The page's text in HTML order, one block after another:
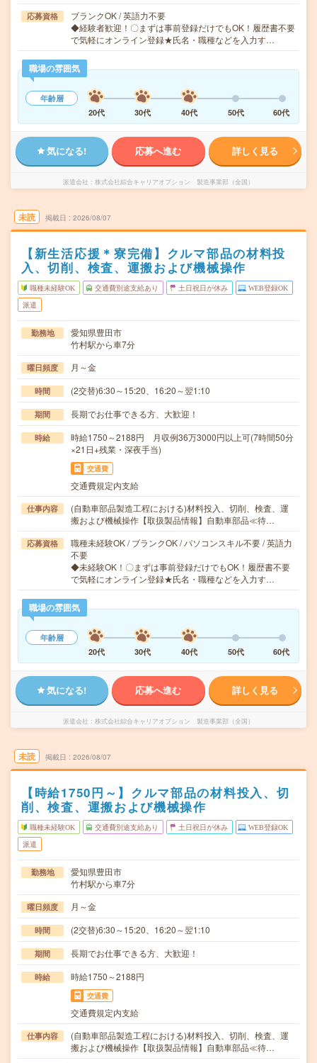
応募資格
ブランクOK / 英語力不要
◆経験者歓迎！〇まずは事前登録だけでもOK！履歴書不要
で気軽にオンライン登録★氏名・職種などを入力す…
職場の雰囲気
年齢層
20代
30代 40代 50代 60代
気になる! 応募へ進む 詳しく見る
派遣会社 株式会社綜合キャリアオプション 製造事業部（全国）
未読 掲載日 2026/08/07
【新生活応援＊寮完備】クルマ部品の材料投
入、切削、検査、運搬および機械操作
職種未経験OK 交通費別途支給あり 土日祝日が休み WEB登録OK
派遣
勤務地
愛知県豊田市
竹村駅から車7分
曜日頻度 月～金
時間 (2交替)6:30～15:20、16:20～翌1:10
期間 長期でお仕事できる方、大歓迎！
時給
時給1750～2188円 月収例36万3000円以上可(7時間50分
×21日+残業・深夜手当)
交通費
交通費規定内支給
仕事内容
(自動車部品製造工程における)材料投入、切削、検査、運
搬および機械操作【取扱製品情報】自動車部品≪待…
応募資格
職種未経験OK / ブランクOK / パソコンスキル不要 / 英語力
不要
◆未経験OK！〇まずは事前登録だけでもOK！履歴書不要
で気軽にオンライン登録★氏名・職種などを入力す…
職場の雰囲気
年齢層
20代
30代 40代 50代 60代
気になる! 応募へ進む 詳しく見る
派遣会社 株式会社綜合キャリアオプション 製造事業部（全国）
未読 掲載日 2026/08/07
【時給1750円～】クルマ部品の材料投入、切
削、検査、運搬および機械操作
職種未経験OK 交通費別途支給あり 土日祝日が休み WEB登録OK
派遣
勤務地
愛知県豊田市
竹村駅から車7分
曜日頻度 月～金
時間 (2交替)6:30～15:20、16:20～翌1:10
期間 長期でお仕事できる方、大歓迎！
時給 時給1750～2188円
交通費
交通費規定内支給
仕事内容
(自動車部品製造工程における)材料投入、切削、検査、運
搬および機械操作【取扱製品情報】自動車部品≪待…